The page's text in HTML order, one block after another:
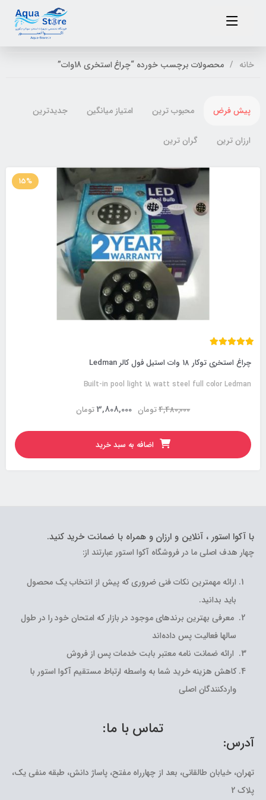
خانه محصولات برچسب خورده “چراغ استخری 18وات”
پیش فرض محبوب ترین امتیاز میانگین جدیدترین
ارزان ترین گران ترین
15%
چراغ استخری توکار 18 وات استیل فول کالر Ledman
Built-in pool light 18 watt steel full color Ledman
تومان4,480,000 تومان3,808,000
اضافه به سبد خرید
با آکوا استور ، آنلاین و ارزان و همراه با ضمانت خرید کنید.
چهار هدف اصلی ما در فروشگاه آکوا استور عبارتند از:
ارائه مهمترین نکات فنی ضروری که پیش از انتخاب یک محصول
باید بدانید.
معرفی بهترین برندهای موجود در بازار که امتحان خود را در طول
سالها فعالیت پس داده‌اند
ارائه ضمانت نامه معتبر بابت خدمات پس از فروش
کاهش هزینه خرید شما به واسطه ارتباط مستقیم آکوا استور با
واردکنندگان اصلی
تماس با ما:
آدرس:
تهران، خیابان طالقانی، بعد از چهارراه مفتح، پاساژ دانش، طبقه منفی یک،
پلاک 2